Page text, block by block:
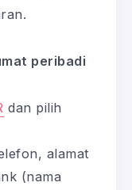
peribadi
dan pilih
alamat
(nama